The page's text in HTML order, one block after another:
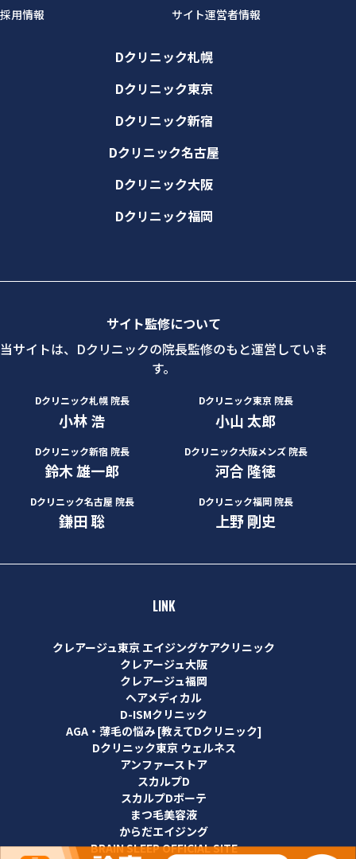
採用情報
サイト運営者情報
Dクリニック札幌
Dクリニック東京
Dクリニック新宿
Dクリニック名古屋
Dクリニック大阪
Dクリニック福岡
サイト監修について
当サイトは、Dクリニックの院長監修のもと運営していま
す。
Dクリニック札幌 院長
小林 浩
Dクリニック東京 院長
小山 太郎
Dクリニック新宿 院長
鈴木 雄一郎
Dクリニック大阪メンズ 院長
河合 隆徳
Dクリニック名古屋 院長
鎌田 聡
Dクリニック福岡 院長
上野 剛史
LINK
クレアージュ東京 エイジングケアクリニック
クレアージュ大阪
クレアージュ福岡
ヘアメディカル
D-ISMクリニック
AGA・薄毛の悩み [教えてDクリニック]
Dクリニック東京 ウェルネス
アンファーストア
スカルプD
スカルプDボーテ
まつ毛美容液
からだエイジング
BRAIN SLEEP OFFICIAL SITE